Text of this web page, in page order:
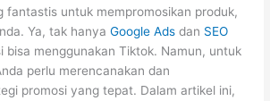
fantastis untuk mempromosikan produk,
Ya, tak hanyaGoogle Ads dan SEO
bisa menggunakan Tiktok. Namun, untuk
perlu merencanakan dan
promosi yang tepat. Dalam artikel ini,